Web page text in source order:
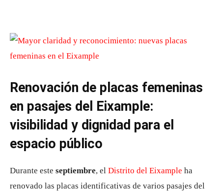
Renovación de placas femeninas
en pasajes del Eixample:
visibilidad y dignidad para el
espacio público
Durante este septiembre, el Distrito del Eixample ha
renovado las placas identificativas de varios pasajes del